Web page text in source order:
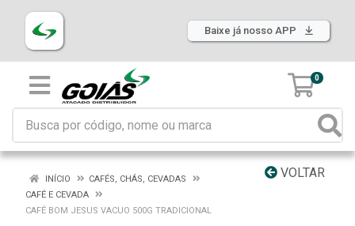
Baixe já nosso APP
0
VOLTAR
INÍCIO
CAFÉS, CHÁS, CEVADAS
CAFÉ E CEVADA
CAFÉ BOM JESUS VACUO 500G TRADICIONAL